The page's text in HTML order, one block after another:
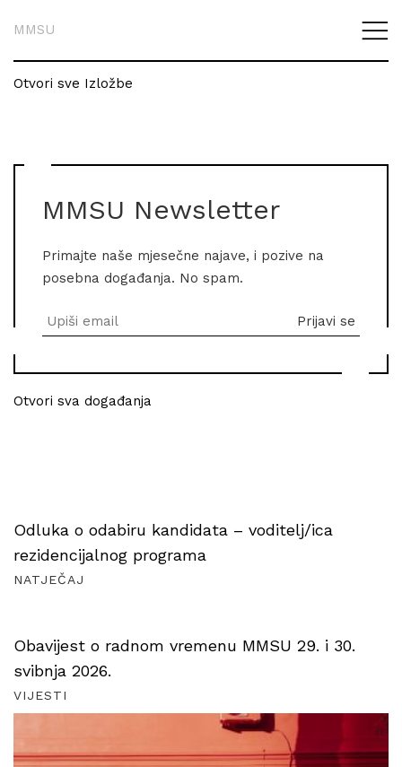
MMSU
Otvori sve Izložbe
MMSU Newsletter
Primajte naše mjesečne najave, i pozive na
posebna događanja. No spam.
Otvori sva događanja
Odluka o odabiru kandidata – voditelj/ica
rezidencijalnog programa
NATJEČAJ
Obavijest o radnom vremenu MMSU 29. i 30.
svibnja 2026.
VIJESTI